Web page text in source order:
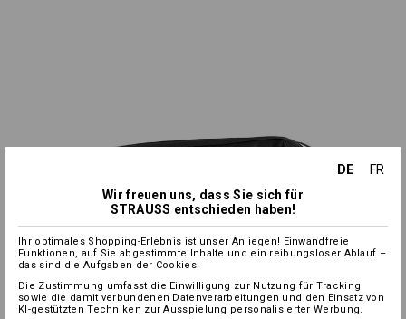
DE
FR
Wir freuen uns, dass Sie sich für
STRAUSS entschieden haben!
Ihr optimales Shopping-Erlebnis ist unser Anliegen! Einwandfreie
Funktionen, auf Sie abgestimmte Inhalte und ein reibungsloser Ablauf –
das sind die Aufgaben der Cookies.
Die Zustimmung umfasst die Einwilligung zur Nutzung für Tracking
sowie die damit verbundenen Datenverarbeitungen und den Einsatz von
KI-gestützten Techniken zur Ausspielung personalisierter Werbung.